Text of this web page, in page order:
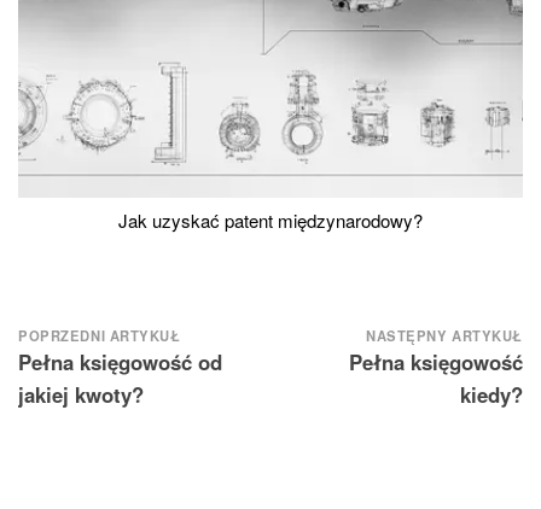
Jak uzyskać patent międzynarodowy?
Nawigacja
wpisu
POPRZEDNI ARTYKUŁ
Pełna księgowość od
jakiej kwoty?
NASTĘPNY ARTYKUŁ
Pełna księgowość
kiedy?